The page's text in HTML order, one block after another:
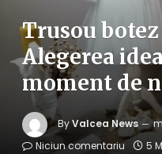
Trusou
Alegerea
moment de
ByValcea News
Niciun comentariu
5